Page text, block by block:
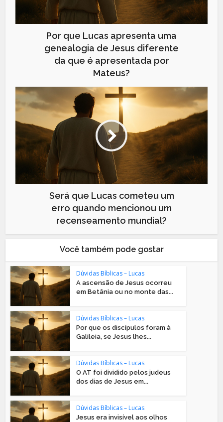
Por que Lucas apresenta uma
genealogia de Jesus diferente
da que é apresentada por
Mateus?
Será que Lucas cometeu um
erro quando mencionou um
recenseamento mundial?
Você também pode gostar
Dúvidas Bíblicas – Lucas
A ascensão de Jesus ocorreu
em Betânia ou no monte das...
Dúvidas Bíblicas – Lucas
Por que os discípulos foram à
Galileia, se Jesus lhes...
Dúvidas Bíblicas – Lucas
O AT foi dividido pelos judeus
dos dias de Jesus em...
Dúvidas Bíblicas – Lucas
Jesus era invisível aos olhos